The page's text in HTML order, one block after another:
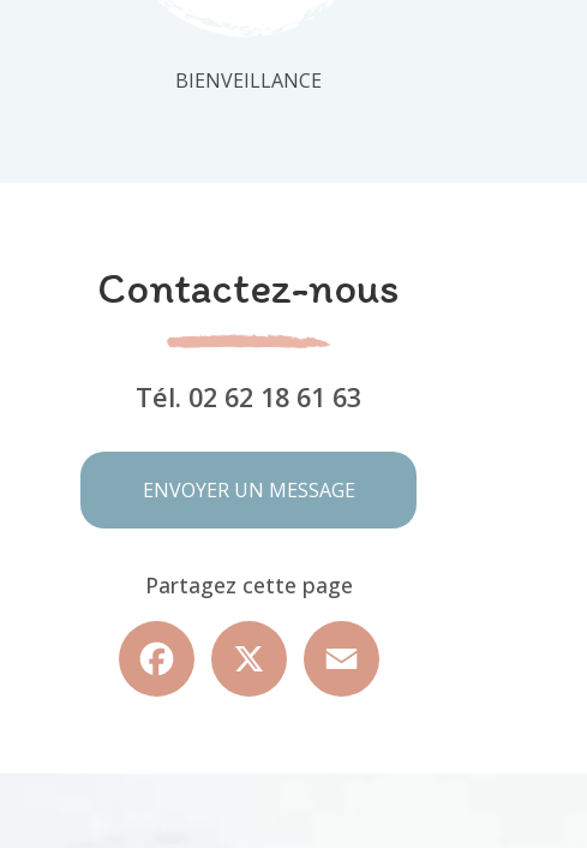
BIENVEILLANCE
Contactez-nous
Tél. 02 62 18 61 63
ENVOYER UN MESSAGE
Partagez cette page
Facebook